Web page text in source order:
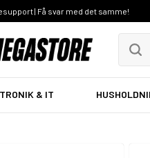
| Få svar med det samme!
& IT